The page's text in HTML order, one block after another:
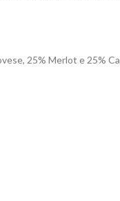
25% Merlot e 25%